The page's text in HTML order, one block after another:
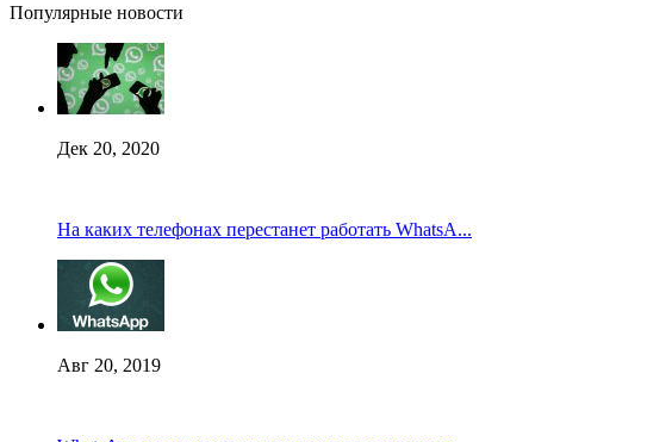
Популярные новости
Дек 20, 2020
На каких телефонах перестанет работать WhatsA...
Авг 20, 2019